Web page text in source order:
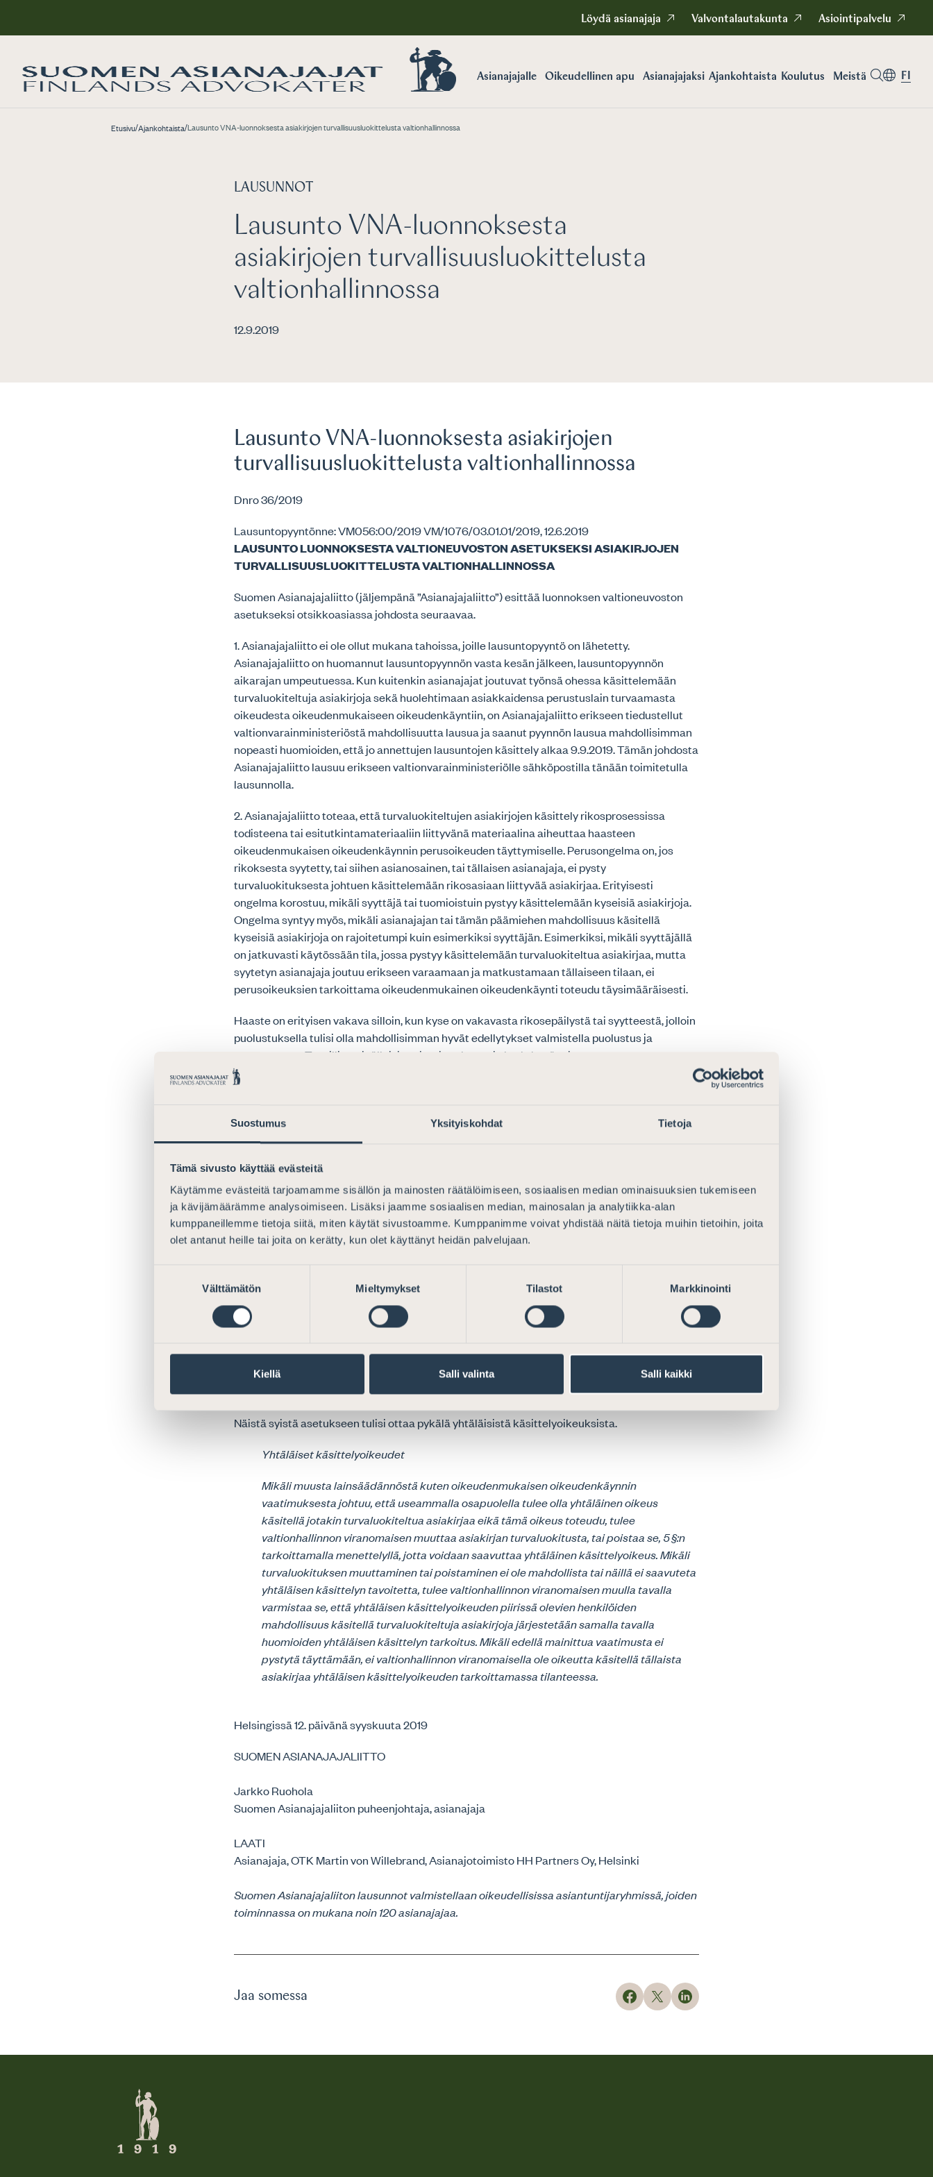
Suostumus Yksityiskohdat Tietoja
Tämä sivusto käyttää evästeitä
Käytämme evästeitä tarjoamamme sisällön ja mainosten räätälöimiseen, sosiaalisen median ominaisuuksien tukemiseen
ja kävijämäärämme analysoimiseen. Lisäksi jaamme sosiaalisen median, mainosalan ja analytiikka-alan
kumppaneillemme tietoja siitä, miten käytät sivustoamme. Kumppanimme voivat yhdistää näitä tietoja muihin tietoihin, joita
olet antanut heille tai joita on kerätty, kun olet käyttänyt heidän palvelujaan.
Välttämätön Mieltymykset Tilastot Markkinointi
Kiellä Salli valinta Salli kaikki
Löydä asianajaja Valvontalautakunta Asiointipalvelu
Asianajajalle Oikeudellinen apu Asianajajaksi Ajankohtaista Koulutus Meistä FI
Etusivu/Ajankohtaista/Lausunto VNA-luonnoksesta asiakirjojen turvallisuusluokittelusta valtionhallinnossa
LAUSUNNOT
Lausunto VNA-luonnoksesta
asiakirjojen turvallisuusluokittelusta
valtionhallinnossa
12.9.2019
Lausunto VNA-luonnoksesta asiakirjojen
turvallisuusluokittelusta valtionhallinnossa
Dnro 36/2019
Lausuntopyyntönne: VM056:00/2019 VM/1076/03.01.01/2019, 12.6.2019
LAUSUNTO LUONNOKSESTA VALTIONEUVOSTON ASETUKSEKSI ASIAKIRJOJEN
TURVALLISUUSLUOKITTELUSTA VALTIONHALLINNOSSA
Suomen Asianajajaliitto (jäljempänä ”Asianajajaliitto”) esittää luonnoksen valtioneuvoston
asetukseksi otsikkoasiassa johdosta seuraavaa.
1. Asianajajaliitto ei ole ollut mukana tahoissa, joille lausuntopyyntö on lähetetty.
Asianajajaliitto on huomannut lausuntopyynnön vasta kesän jälkeen, lausuntopyynnön
aikarajan umpeutuessa. Kun kuitenkin asianajajat joutuvat työnsä ohessa käsittelemään
turvaluokiteltuja asiakirjoja sekä huolehtimaan asiakkaidensa perustuslain turvaamasta
oikeudesta oikeudenmukaiseen oikeudenkäyntiin, on Asianajajaliitto erikseen tiedustellut
valtionvarainministeriöstä mahdollisuutta lausua ja saanut pyynnön lausua mahdollisimman
nopeasti huomioiden, että jo annettujen lausuntojen käsittely alkaa 9.9.2019. Tämän johdosta
Asianajajaliitto lausuu erikseen valtionvarainministeriölle sähköpostilla tänään toimitetulla
lausunnolla.
2. Asianajajaliitto toteaa, että turvaluokiteltujen asiakirjojen käsittely rikosprosessissa
todisteena tai esitutkintamateriaaliin liittyvänä materiaalina aiheuttaa haasteen
oikeudenmukaisen oikeudenkäynnin perusoikeuden täyttymiselle. Perusongelma on, jos
rikoksesta syytetty, tai siihen asianosainen, tai tällaisen asianajaja, ei pysty
turvaluokituksesta johtuen käsittelemään rikosasiaan liittyvää asiakirjaa. Erityisesti
ongelma korostuu, mikäli syyttäjä tai tuomioistuin pystyy käsittelemään kyseisiä asiakirjoja.
Ongelma syntyy myös, mikäli asianajajan tai tämän päämiehen mahdollisuus käsitellä
kyseisiä asiakirjoja on rajoitetumpi kuin esimerkiksi syyttäjän. Esimerkiksi, mikäli syyttäjällä
on jatkuvasti käytössään tila, jossa pystyy käsittelemään turvaluokiteltua asiakirjaa, mutta
syytetyn asianajaja joutuu erikseen varaamaan ja matkustamaan tällaiseen tilaan, ei
perusoikeuksien tarkoittama oikeudenmukainen oikeudenkäynti toteudu täysimääräisesti.
Haaste on erityisen vakava silloin, kun kyse on vakavasta rikosepäilystä tai syytteestä, jolloin
puolustuksella tulisi olla mahdollisimman hyvät edellytykset valmistella puolustus ja
puolustautua. Tyypillisesti tällaisissa jutuissa kyse ei ole yhdestä tai muutamasta
turvaluokitellusta asiakirjasta vaan jutussa voi olla hyvin paljon asiakirjamateriaalia, joista
merkittävä määrä on turvaluokiteltua. Kun puolustus joutuu valmistuessaan perehtymään ja
analysoimaan satoja tai tuhansia sivuja materiaalia, ei tämä voi tehokkaasti tapahtua
rajoitetulla tutustumisoikeudella. Samanaikaisesti juttuun voi liittyä laajoja
materiaalikokonaisuuksia, jotka eivät ole turvaluokiteltuja ja analysoinnin tulee kohdistua
Tähän liittyy myös haaste siitä, että turvaluokitukset on tehty ”varmuuden vuoksi” hiukan
liian korkealle tasolle, miettimättä puolustuksen mahdollisuutta käsitellä asiakirjoja.
Haaste on ratkaistavissa seuraavasti: 1) turvataan rikosprosessin oikeudenkäynnin
osapuolien oikeutta käsitellä asiakirjoja siihen tapaan, jolla oikeudenkäynnin se osapuoli, jolla
on vähäisin oikeus käsitellä asiakirjaa, pystyy käsittelemään asiakirjaa. Mikäli tätä
vaatimusta ei pystytä täyttämään, tulee turvaluokiteltujen asiakirjojen käyttö olla kyseisen
rikosprosessin osapuolilta kielletty.
Todetaan, että tuomioistuin voi antaa salassapitomääräyksen tuomioistuimen käsittelyssä
olevasta asiakirjasta.
Näistä syistä asetukseen tulisi ottaa pykälä yhtäläisistä käsittelyoikeuksista.
Yhtäläiset käsittelyoikeudet
Mikäli muusta lainsäädännöstä kuten oikeudenmukaisen oikeudenkäynnin
vaatimuksesta johtuu, että useammalla osapuolella tulee olla yhtäläinen oikeus
käsitellä jotakin turvaluokiteltua asiakirjaa eikä tämä oikeus toteudu, tulee
valtionhallinnon viranomaisen muuttaa asiakirjan turvaluokitusta, tai poistaa se, 5 §:n
tarkoittamalla menettelyllä, jotta voidaan saavuttaa yhtäläinen käsittelyoikeus. Mikäli
turvaluokituksen muuttaminen tai poistaminen ei ole mahdollista tai näillä ei saavuteta
yhtäläisen käsittelyn tavoitetta, tulee valtionhallinnon viranomaisen muulla tavalla
varmistaa se, että yhtäläisen käsittelyoikeuden piirissä olevien henkilöiden
mahdollisuus käsitellä turvaluokiteltuja asiakirjoja järjestetään samalla tavalla
huomioiden yhtäläisen käsittelyn tarkoitus. Mikäli edellä mainittua vaatimusta ei
pystytä täyttämään, ei valtionhallinnon viranomaisella ole oikeutta käsitellä tällaista
asiakirjaa yhtäläisen käsittelyoikeuden tarkoittamassa tilanteessa.
Helsingissä 12. päivänä syyskuuta 2019
SUOMEN ASIANAJAJALIITTO
Jarkko Ruohola
Suomen Asianajajaliiton puheenjohtaja, asianajaja
LAATI
Asianajaja, OTK Martin von Willebrand, Asianajotoimisto HH Partners Oy, Helsinki
Suomen Asianajajaliiton lausunnot valmistellaan oikeudellisissa asiantuntijaryhmissä, joiden
toiminnassa on mukana noin 120 asianajajaa.
Jaa somessa